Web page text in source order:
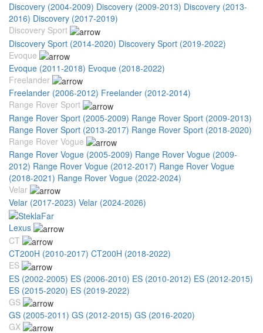
Discovery (2004-2009) Discovery (2009-2013) Discovery (2013-
2016) Discovery (2017-2019)
Discovery Sport
Discovery Sport (2014-2020) Discovery Sport (2019-2022)
Evoque
Evoque (2011-2018) Evoque (2018-2022)
Freelander
Freelander (2006-2012) Freelander (2012-2014)
Range Rover Sport
Range Rover Sport (2005-2009) Range Rover Sport (2009-2013)
Range Rover Sport (2013-2017) Range Rover Sport (2018-2020)
Range Rover Vogue
Range Rover Vogue (2005-2009) Range Rover Vogue (2009-
2012) Range Rover Vogue (2012-2017) Range Rover Vogue
(2018-2021) Range Rover Vogue (2022-2024)
Velar
Velar (2017-2023) Velar (2024-2026)
Lexus
CT
CT200H (2010-2017) CT200H (2018-2022)
ES
ES (2002-2005) ES (2006-2010) ES (2010-2012) ES (2012-2015)
ES (2015-2020) ES (2019-2022)
GS
GS (2005-2011) GS (2012-2015) GS (2016-2020)
GX